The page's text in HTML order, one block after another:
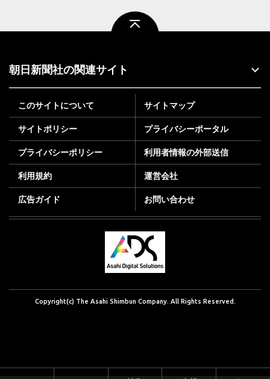
朝日新聞社の関連サイト
このサイトについて サイトマップ
サイトポリシー プライバシーポータル
プライバシーポリシー 利用者情報の外部送信
利用規約 運営会社
広告ガイド お問い合わせ
Copyright(c) The Asahi Shimbun Company. All Rights Reserved.